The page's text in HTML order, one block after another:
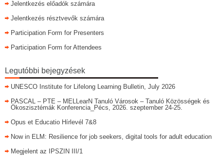
Jelentkezés előadók számára
Jelentkezés résztvevők számára
Participation Form for Presenters
Participation Form for Attendees
Legutóbbi bejegyzések
UNESCO Institute for Lifelong Learning Bulletin, July 2026
PASCAL – PTE – MELLearN Tanuló Városok – Tanuló Közösségek és
Ökoszisztémák Konferencia_Pécs, 2026. szeptember 24-25.
Opus et Educatio Hírlevél 7&8
Now in ELM: Resilience for job seekers, digital tools for adult education
Megjelent az IPSZIN III/1